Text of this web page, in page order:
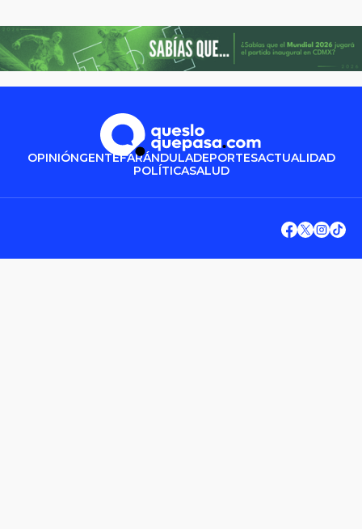
OPINIÓNGENTEFARÁNDULADEPORTESACTUALIDAD
POLÍTICASALUD